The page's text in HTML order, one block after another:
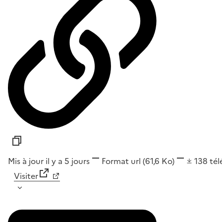
Mis à jour il y a 5 jours Format url (61,6 Ko) 138
Visiter